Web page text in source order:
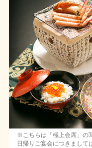
※こちらは「極上会席」の
日帰りご宴会につきまして